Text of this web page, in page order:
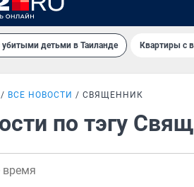
убитыми детьми в Таиланде Квартиры с
ВСЕ НОВОСТИ СВЯЩЕННИК
по тэгу